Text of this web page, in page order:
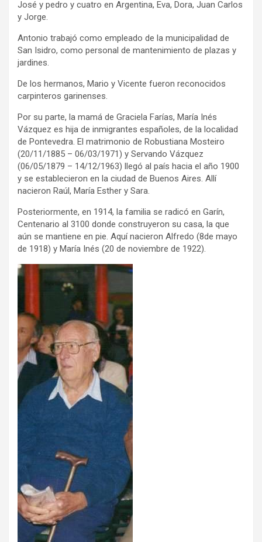
José y pedro y cuatro en Argentina, Eva, Dora, Juan Carlos
y Jorge.
Antonio trabajó como empleado de la municipalidad de
San Isidro, como personal de mantenimiento de plazas y
jardines.
De los hermanos, Mario y Vicente fueron reconocidos
carpinteros garinenses.
Por su parte, la mamá de Graciela Farías, María Inés
Vázquez es hija de inmigrantes españoles, de la localidad
de Pontevedra. El matrimonio de Robustiana Mosteiro
(20/11/1885 – 06/03/1971) y Servando Vázquez
(06/05/1879 – 14/12/1963) llegó al país hacia el año 1900
y se establecieron en la ciudad de Buenos Aires. Allí
nacieron Raúl, María Esther y Sara.
Posteriormente, en 1914, la familia se radicó en Garín,
Centenario al 3100 donde construyeron su casa, la que
aún se mantiene en pie. Aquí nacieron Alfredo (8de mayo
de 1918) y María Inés (20 de noviembre de 1922).